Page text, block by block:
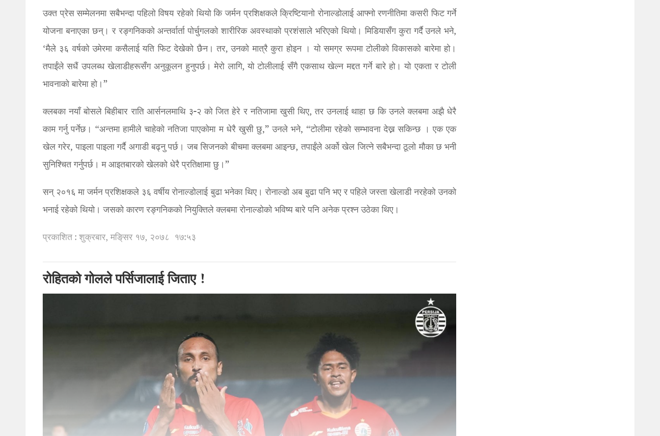
उक्त प्रेस सम्मेलनमा सबैभन्दा पहिलो विषय रहेको थियो कि जर्मन प्रशिक्षकले क्रिष्टियानो रोनाल्डोलाई आफ्नो रणनीतिमा कसरी फिट गर्ने
योजना बनाएका छन्। र रङ्गनिकको अन्तर्वार्ता पोर्चुगलको शारीरिक अवस्थाको प्रशंसाले भरिएको थियो। मिडियासँग कुरा गर्दै उनले भने,
‘मैले ३६ वर्षको उमेरमा कसैलाई यति फिट देखेको छैन। तर, उनको मात्रै कुरा होइन । यो समग्र रूपमा टोलीको विकासको बारेमा हो।
तपाईंले सधैं उपलब्ध खेलाडीहरूसँग अनुकूलन हुनुपर्छ। मेरो लागि, यो टोलीलाई सँगै एकसाथ खेल्न मद्दत गर्ने बारे हो। यो एकता र टोली
भावनाको बारेमा हो।”
क्लबका नयाँ बोसले बिहीबार राति आर्सनलमाथि ३-२ को जित हेरे र नतिजामा खुसी थिए, तर उनलाई थाहा छ कि उनले क्लबमा अझै धेरै
काम गर्नु पर्नेछ। “अन्तमा हामीले चाहेको नतिजा पाएकोमा म धेरै खुसी छु,” उनले भने, “टोलीमा रहेको सम्भावना देख्न सकिन्छ । एक एक
खेल गरेर, पाइला पाइला गर्दै अगाडी बढ्नु पर्छ। जब सिजनको बीचमा क्लबमा आइन्छ, तपाईंले अर्को खेल जित्ने सबैभन्दा ठूलो मौका छ भनी
सुनिश्चित गर्नुपर्छ। म आइतबारको खेलको धेरै प्रतिक्षामा छु।”
सन् २०१६ मा जर्मन प्रशिक्षकले ३६ वर्षीय रोनाल्डोलाई बुढा भनेका थिए। रोनाल्डो अब बुढा पनि भए र पहिले जस्ता खेलाडी नरहेको उनको
भनाई रहेको थियो। जसको कारण रङ्गनिकको नियुक्तिले क्लबमा रोनाल्डोको भविष्य बारे पनि अनेक प्रश्न उठेका थिए।
प्रकाशित : शुक्रबार, मङि्सर १७, २०७८ १७:५३
रोहितको गोलले पर्सिजालाई जिताए !